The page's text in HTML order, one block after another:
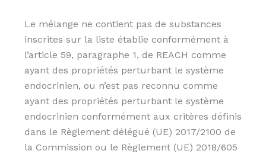
Le mélange ne contient pas de substances
inscrites sur la liste établie conformément à
l’article 59, paragraphe 1, de REACH comme
ayant des propriétés perturbant le système
endocrinien, ou n’est pas reconnu comme
ayant des propriétés perturbant le système
endocrinien conformément aux critères définis
dans le Règlement délégué (UE) 2017/2100 de
la Commission ou le Règlement (UE) 2018/605